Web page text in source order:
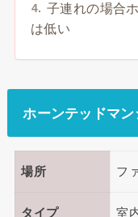
子連れの場合
は低い
ホーンテッドマ
場所 フ
タイプ 室